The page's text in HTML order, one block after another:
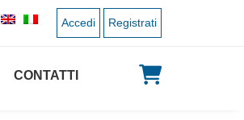
Accedi Registrati
CONTATTI